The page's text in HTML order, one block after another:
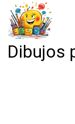
Dibujos